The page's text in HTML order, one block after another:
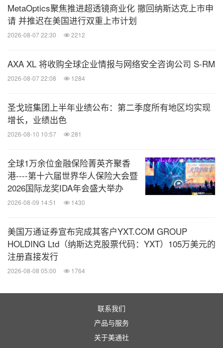
MetaOptics聚焦推进超透镜商业化 撤回纳斯达克上市申
请 并推迟在美国进行双重上市计划
2026-08-07 22:30 2212
AXA XL 将收购全球企业情报与网络安全咨询公司 S-RM
2026-08-07 22:08 1284
圣戈班集团上半年业绩公布：第二季度所有地区均实现
增长，业绩出色
2026-08-10 10:57 281
全球1万余位金融保险菁英齐聚香
港----第十六届世界华人保险大会暨
2026国际龙奖IDA年会盛大举办
2026-08-09 14:51 1430
美国万通证券宣布完成其客户YXT.COM GROUP
HOLDING Ltd（纳斯达克股票代码：YXT）105万美元的
注册直接发行
2026-08-08 05:00 1764
联系我们
产品与服务
关于美通社